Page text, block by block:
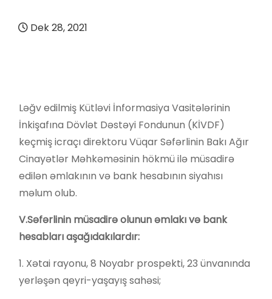
Dek 28, 2021
Ləğv edilmiş Kütləvi İnformasiya Vasitələrinin
İnkişafına Dövlət Dəstəyi Fondunun (KİVDF)
keçmiş icraçı direktoru Vüqar Səfərlinin Bakı Ağır
Cinayətlər Məhkəməsinin hökmü ilə müsadirə
edilən əmlakının və bank hesabının siyahısı
məlum olub.
V.Səfərlinin müsadirə olunun əmlakı və bank
hesabları aşağıdakılardır:
1. Xətai rayonu, 8 Noyabr prospekti, 23 ünvanında
yerləşən qeyri-yaşayış sahəsi;